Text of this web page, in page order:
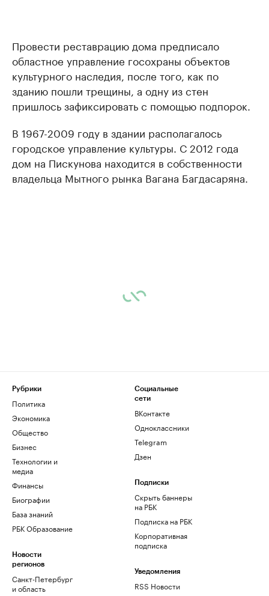
Провести реставрацию дома предписало
областное управление госохраны объектов
культурного наследия, после того, как по
зданию пошли трещины, а одну из стен
пришлось зафиксировать с помощью подпорок.
В 1967-2009 году в здании располагалось
городское управление культуры. С 2012 года
дом на Пискунова находится в собственности
владельца Мытного рынка Вагана Багдасаряна.
Рубрики
Политика
Экономика
Общество
Бизнес
Технологии и
медиа
Финансы
Биографии
База знаний
РБК Образование
Новости
регионов
Санкт-Петербург
и область
Социальные
сети
ВКонтакте
Одноклассники
Telegram
Дзен
Подписки
Скрыть баннеры
на РБК
Подписка на РБК
Корпоративная
подписка
Уведомления
RSS Новости